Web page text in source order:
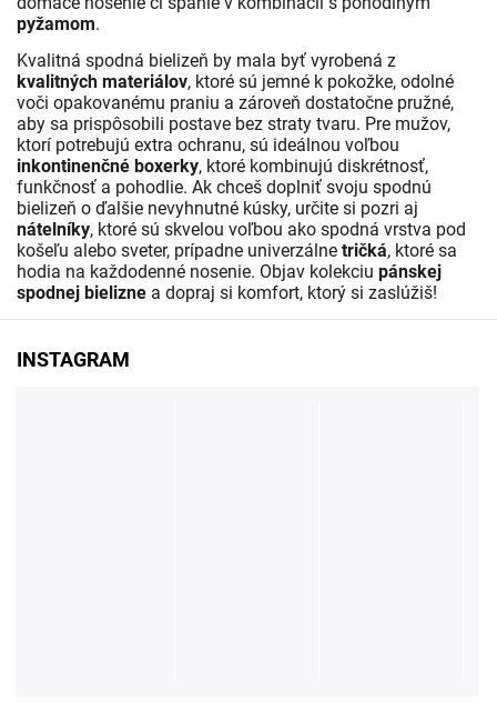
pyžamom.
Kvalitná spodná bielizeň by mala byť vyrobená z
kvalitných materiálov, ktoré sú jemné k pokožke, odolné
voči opakovanému praniu a zároveň dostatočne pružné,
aby sa prispôsobili postave bez straty tvaru. Pre mužov,
ktorí potrebujú extra ochranu, sú ideálnou voľbou
inkontinenčné boxerky, ktoré kombinujú diskrétnosť,
funkčnosť a pohodlie. Ak chceš doplniť svoju spodnú
bielizeň o ďalšie nevyhnutné kúsky, určite si pozri aj
nátelníky, ktoré sú skvelou voľbou ako spodná vrstva pod
košeľu alebo sveter, prípadne univerzálne tričká, ktoré sa
hodia na každodenné nosenie. Objav kolekciu pánskej
spodnej bielizne a dopraj si komfort, ktorý si zaslúžiš!
INSTAGRAM